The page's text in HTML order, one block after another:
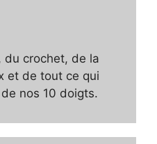
du crochet, de la
et de tout ce qui
nos 10 doigts.